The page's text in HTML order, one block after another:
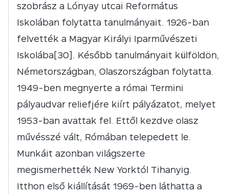
szobrász a Lónyay utcai Református
Iskolában folytatta tanulmányait. 1926-ban
felvették a Magyar Királyi Iparművészeti
Iskolába[30]. Később tanulmányait külföldön,
Németországban, Olaszországban folytatta.
1949-ben megnyerte a római Termini
pályaudvar reliefjére kiírt pályázatot, melyet
1953-ban avattak fel. Ettől kezdve olasz
művésszé vált, Rómában telepedett le.
Munkáit azonban világszerte
megismerhették New Yorktól Tihanyig.
Itthon első kiállítását 1969-ben láthatta a